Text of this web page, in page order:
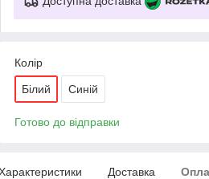
Колір
Білий Синій
Готово до відправки
Доставка